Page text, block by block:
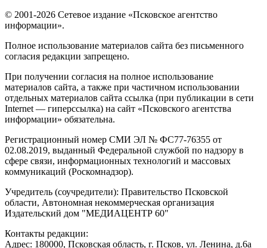
© 2001-2026 Сетевое издание «Псковское агентство
информации».
Полное использование материалов сайта без письменного
согласия редакции запрещено.
При получении согласия на полное использование
материалов сайта, а также при частичном использовании
отдельных материалов сайта ссылка (при публикации в сети
Internet — гиперссылка) на сайт «Псковского агентства
информации» обязательна.
Регистрационный номер СМИ ЭЛ № ФС77-76355 от
02.08.2019, выданный Федеральной службой по надзору в
сфере связи, информационных технологий и массовых
коммуникаций (Роскомнадзор).
Учредитель (соучредители): Правительство Псковской
области, Автономная некоммерческая организация
Издательский дом "МЕДИАЦЕНТР 60"
Контакты редакции:
Адреc: 180000, Псковская область, г. Псков, ул. Ленина, д.6а